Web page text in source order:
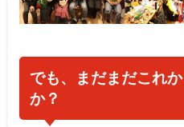
でも、まだまだこれ
か？